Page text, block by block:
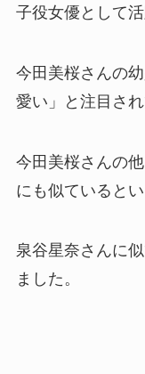
子役女優として
今田美桜さんの
愛い」と注目され
今田美桜さんの
にも似ていると
泉谷星奈さんに
ました。